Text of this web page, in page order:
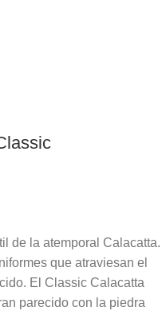
de la atemporal Calacatta.
que atraviesan el
El Classic Calacatta
parecido con la piedra